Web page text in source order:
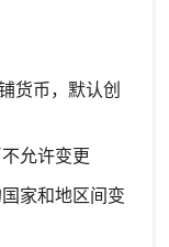
货币，默认创
允许变更
家和地区间变